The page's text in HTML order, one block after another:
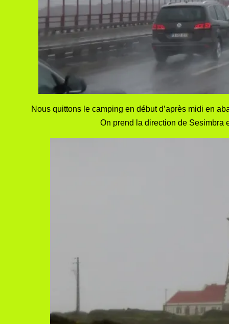
Nous quittons le camping en début d’après midi en
On prend la direction de Sesimbra